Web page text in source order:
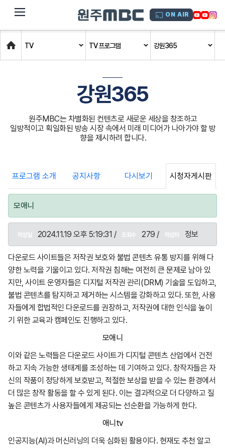
dehaze ON AIR
Home
TV TV 프로그램 강원365
강원365
원주MBC는 차별화된 컨텐츠로 새로운 세상을 창조하고
일방적이고 획일화된 방송 시장 속에서 미래 미디어가 나아가야 할 방
향을 제시하려 합니다.
프로그램 소개 공지사항 다시보기 시청자게시판
모애니
작성일 2024.11.19 오후 5:19:31 / 조회수 279 / 작성자 정보
다운로드 사이트들은 저작권 보호와 불법 콘텐츠 유통 방지를 위해 다
양한 노력을 기울이고 있다. 저작권 침해는 여전히 큰 문제로 남아 있
지만, 사이트 운영자들은 디지털 저작권 관리(DRM) 기술을 도입하고,
불법 콘텐츠를 탐지하고 제거하는 시스템을 강화하고 있다. 또한, 사용
자들에게 합법적인 다운로드를 권장하고, 저작권에 대한 인식을 높이
기 위한 교육과 캠페인도 진행하고 있다.
모애니
이와 같은 노력들은 다운로드 사이트가 디지털 콘텐츠 산업에서 건전
하고 지속 가능한 생태계를 조성하는 데 기여하고 있다. 창작자들은 자
신의 작품이 정당하게 보호받고, 적절한 보상을 받을 수 있는 환경에서
더 많은 창작 활동을 할 수 있게 된다. 이는 결과적으로 더 다양하고 질
높은 콘텐츠가 사용자들에게 제공되는 선순환을 가능하게 한다.
애니tv
인공지능(AI)과 머신러닝의 더욱 심화된 활용이다. 현재도 추천 알고